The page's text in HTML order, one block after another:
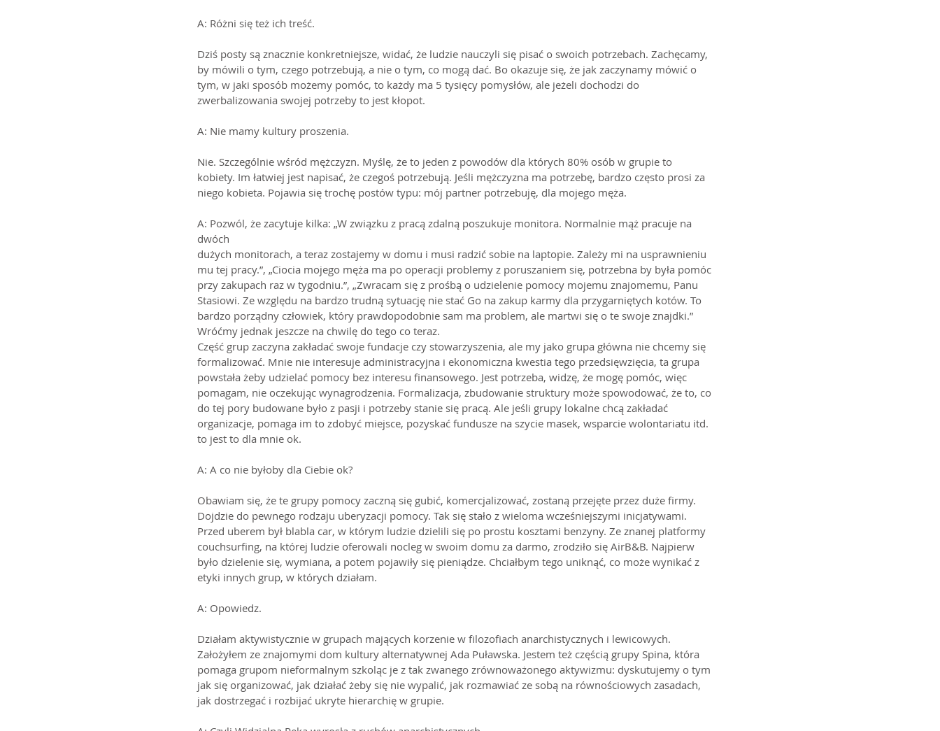
A: Różni się też ich treść.
Dziś posty są znacznie konkretniejsze, widać, że ludzie nauczyli się pisać o swoich potrzebach. Zachęcamy,
by mówili o tym, czego potrzebują, a nie o tym, co mogą dać. Bo okazuje się, że jak zaczynamy mówić o
tym, w jaki sposób możemy pomóc, to każdy ma 5 tysięcy pomysłów, ale jeżeli dochodzi do
zwerbalizowania swojej potrzeby to jest kłopot.
A: Nie mamy kultury proszenia.
Nie. Szczególnie wśród mężczyzn. Myślę, że to jeden z powodów dla których 80% osób w grupie to
kobiety. Im łatwiej jest napisać, że czegoś potrzebują. Jeśli mężczyzna ma potrzebę, bardzo często prosi za
niego kobieta. Pojawia się trochę postów typu: mój partner potrzebuję, dla mojego męża.
A: Pozwól, że zacytuje kilka: „W związku z pracą zdalną poszukuje monitora. Normalnie mąż pracuje na
dwóch
dużych monitorach, a teraz zostajemy w domu i musi radzić sobie na laptopie. Zależy mi na usprawnieniu
mu tej pracy.”, „Ciocia mojego męża ma po operacji problemy z poruszaniem się, potrzebna by była pomóc
przy zakupach raz w tygodniu.”, „Zwracam się z prośbą o udzielenie pomocy mojemu znajomemu, Panu
Stasiowi. Ze względu na bardzo trudną sytuację nie stać Go na zakup karmy dla przygarniętych kotów. To
bardzo porządny człowiek, który prawdopodobnie sam ma problem, ale martwi się o te swoje znajdki.”
Wróćmy jednak jeszcze na chwilę do tego co teraz.
Część grup zaczyna zakładać swoje fundacje czy stowarzyszenia, ale my jako grupa główna nie chcemy się
formalizować. Mnie nie interesuje administracyjna i ekonomiczna kwestia tego przedsięwzięcia, ta grupa
powstała żeby udzielać pomocy bez interesu finansowego. Jest potrzeba, widzę, że mogę pomóc, więc
pomagam, nie oczekując wynagrodzenia. Formalizacja, zbudowanie struktury może spowodować, że to, co
do tej pory budowane było z pasji i potrzeby stanie się pracą. Ale jeśli grupy lokalne chcą zakładać
organizacje, pomaga im to zdobyć miejsce, pozyskać fundusze na szycie masek, wsparcie wolontariatu itd.
to jest to dla mnie ok.
A: A co nie byłoby dla Ciebie ok?
Obawiam się, że te grupy pomocy zaczną się gubić, komercjalizować, zostaną przejęte przez duże firmy.
Dojdzie do pewnego rodzaju uberyzacji pomocy. Tak się stało z wieloma wcześniejszymi inicjatywami.
Przed uberem był blabla car, w którym ludzie dzielili się po prostu kosztami benzyny. Ze znanej platformy
couchsurfing, na której ludzie oferowali nocleg w swoim domu za darmo, zrodziło się AirB&B. Najpierw
było dzielenie się, wymiana, a potem pojawiły się pieniądze. Chciałbym tego uniknąć, co może wynikać z
etyki innych grup, w których działam.
A: Opowiedz.
Działam aktywistycznie w grupach mających korzenie w filozofiach anarchistycznych i lewicowych.
Założyłem ze znajomymi dom kultury alternatywnej Ada Puławska. Jestem też częścią grupy Spina, która
pomaga grupom nieformalnym szkoląc je z tak zwanego zrównoważonego aktywizmu: dyskutujemy o tym
jak się organizować, jak działać żeby się nie wypalić, jak rozmawiać ze sobą na równościowych zasadach,
jak dostrzegać i rozbijać ukryte hierarchię w grupie.